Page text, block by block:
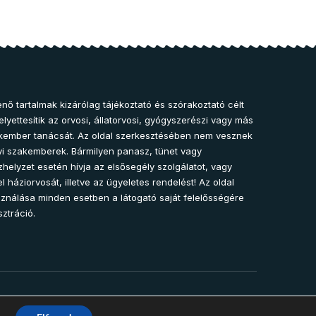
tartalmak kizárólag tájékoztató és szórakoztató célt
az orvosi, állatorvosi, gyógyszerészi vagy más
tanácsát. Az oldal szerkesztésében nem vesznek
szakemberek. Bármilyen panasz, tünet vagy
esetén hívja az elsősegély szolgálatot, vagy
háziorvosát, illetve az ügyeletes rendelést! Az oldal
minden esetben a látogató saját felelősségére
2025 – Egészség-Pont Magazin. Minden jog fenntartva.